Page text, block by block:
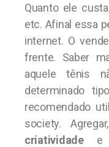
Quanto ele
etc. Afinal essa
internet. O
frente. Saber
aquele tênis
determinado
recomendado
society.
criatividadee